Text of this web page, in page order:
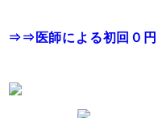
⇒⇒医師による初回０円